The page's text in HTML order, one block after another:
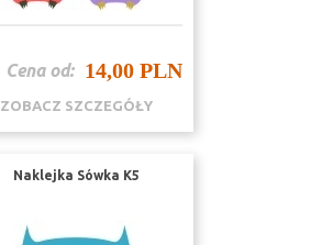
Cena od: 14,00 PLN
ZOBACZ SZCZEGÓŁY
Naklejka Sówka K5